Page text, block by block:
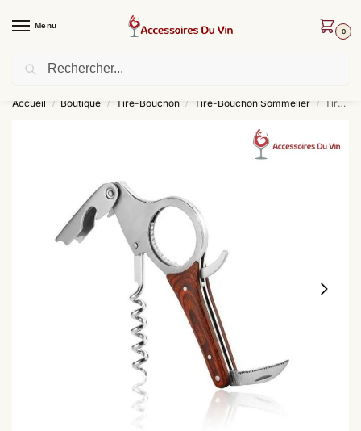
Menu
0
Livraison offerte dès 30 € d’achat !
Accueil / Boutique / Tire-Bouchon / Tire-Bouchon Sommelier / Tire-Bouchon Sommelier Boomerang